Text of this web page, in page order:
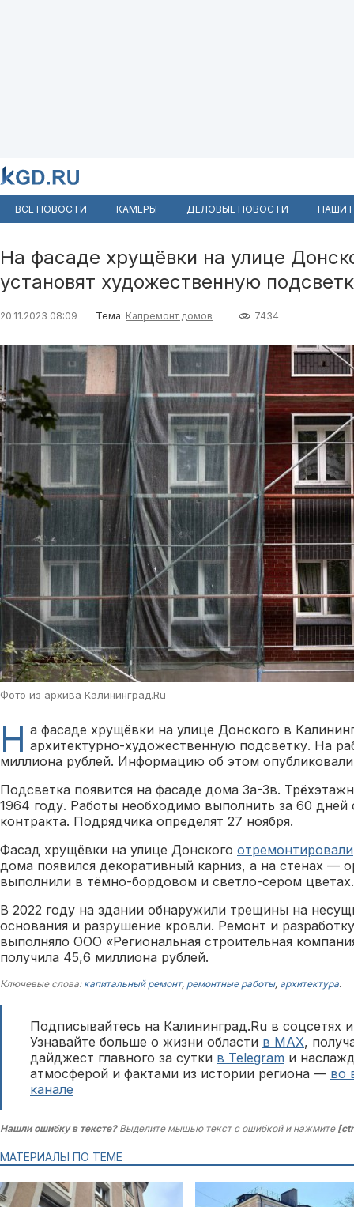
ВСЕ НОВОСТИ КАМЕРЫ ДЕЛОВЫЕ НОВОСТИ НАШИ
На фасаде хрущёвки на улице
установят художественную
20.11.2023 08:09 Тема: Капремонт домов 7434
Фото из архива Калининград.Ru
Н а фасаде хрущёвки на улице Донского в
архитектурно-художественную подсветку. На
миллиона рублей. Информацию об этом опубликовали
Подсветка появится на фасаде дома 3а-3в.
1964 году. Работы необходимо выполнить за 60 дней
контракта. Подрядчика определят 27 ноября.
Фасад хрущёвки на улице Донского отремонтировали
дома появился декоративный карниз, а на стенах —
выполнили в тёмно-бордовом и светло-сером цветах.
В 2022 году на здании обнаружили трещины на
основания и разрушение кровли. Ремонт и
выполняло ООО «Региональная строительная
получила 45,6 миллиона рублей.
Ключевые слова: капитальный ремонт, ремонтные работы, архитектура.
Подписывайтесь на Калининград.Ru в соцсетях
Узнавайте больше о жизни области в MAX,
дайджест главного за сутки в Telegram и
атмосферой и фактами из истории региона — во
канале
Нашли ошибку в тексте?Выделите мышью текст с ошибкой и нажмите
МАТЕРИАЛЫ ПО ТЕМЕ